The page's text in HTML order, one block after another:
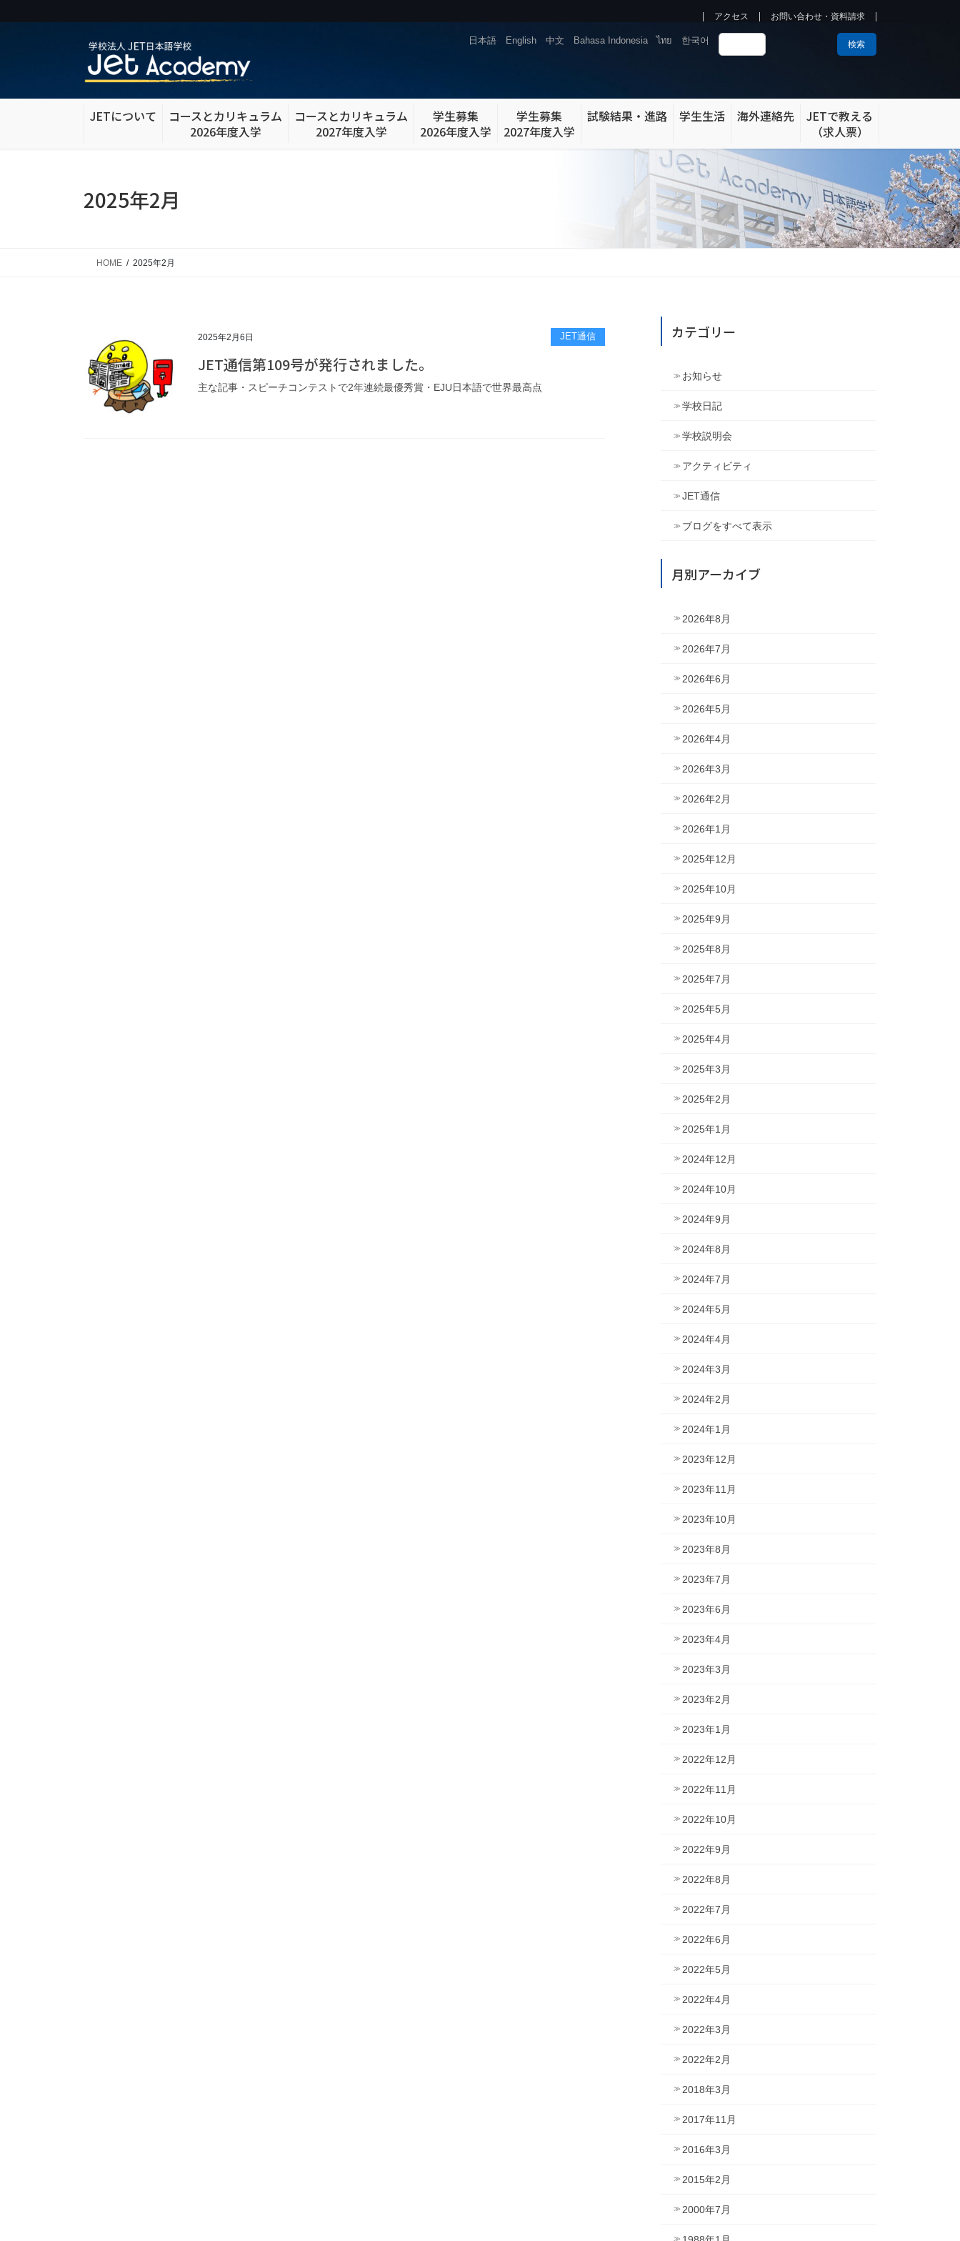
ン
ビ
アクセス お問い合わせ・資料請求
English Bahasa Indonesia
日本語 한국어
ไทย
中文 検索
JETについて
コースとカリキュラム
2026年度入学
コースとカリキュラム
2027年度入学
学生募集
2026年度入学
学生募集
2027年度入学
試験結果・進路 学生生活 海外連絡先
JETで教える
（求人票）
2025年2月
HOME 2025年2月
2025年2月6日 JET通信
JET通信第109号が発行されました。
主な記事・スピーチコンテストで2年連続最優秀賞・EJU日本語で世界最高点
カテゴリー
お知らせ
学校日記
学校説明会
アクティビティ
JET通信
ブログをすべて表示
月別アーカイブ
2026年8月
2026年7月
2026年6月
2026年5月
2026年4月
2026年3月
2026年2月
2026年1月
2025年12月
2025年10月
2025年9月
2025年8月
2025年7月
2025年5月
2025年4月
2025年3月
2025年2月
2025年1月
2024年12月
2024年10月
2024年9月
2024年8月
2024年7月
2024年5月
2024年4月
2024年3月
2024年2月
2024年1月
2023年12月
2023年11月
2023年10月
2023年8月
2023年7月
2023年6月
2023年4月
2023年3月
2023年2月
2023年1月
2022年12月
2022年11月
2022年10月
2022年9月
2022年8月
2022年7月
2022年6月
2022年5月
2022年4月
2022年3月
2022年2月
2018年3月
2017年11月
2016年3月
2015年2月
2000年7月